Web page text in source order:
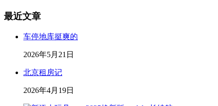
最近文章
车停地库挺爽的
2026年5月21日
北京租房记
2026年4月19日